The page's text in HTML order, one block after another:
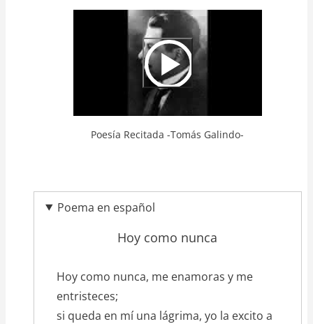
Video
Url
Poesía Recitada -Tomás Galindo-
Poema en español
Hoy como nunca
texto_poema
Hoy como nunca, me enamoras y me
entristeces;
si queda en mí una lágrima, yo la excito a